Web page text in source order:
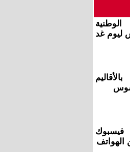
ليوم غد
سوس
الهواتف